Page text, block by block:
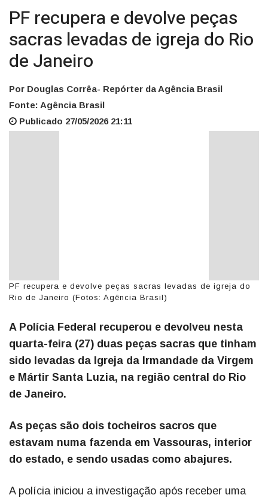
PF recupera e devolve peças
sacras levadas de igreja do Rio
de Janeiro
Por Douglas Corrêa- Repórter da Agência Brasil
Fonte: Agência Brasil
Publicado 27/05/2026 21:11
PF recupera e devolve peças sacras levadas de igreja do
Rio de Janeiro (Fotos: Agência Brasil)
A Polícia Federal recuperou e devolveu nesta
quarta-feira (27) duas peças sacras que tinham
sido levadas da Igreja da Irmandade da Virgem
e Mártir Santa Luzia, na região central do Rio
de Janeiro.
As peças são dois tocheiros sacros que
estavam numa fazenda em Vassouras, interior
do estado, e sendo usadas como abajures.
A polícia iniciou a investigação após receber uma